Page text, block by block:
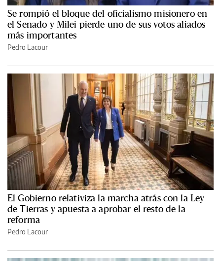
Se rompió el bloque del oficialismo misionero en
el Senado y Milei pierde uno de sus votos aliados
más importantes
Pedro Lacour
El Gobierno relativiza la marcha atrás con la Ley
de Tierras y apuesta a aprobar el resto de la
reforma
Pedro Lacour